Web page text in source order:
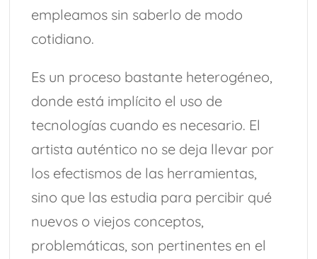
empleamos sin saberlo de modo
cotidiano.
Es un proceso bastante heterogéneo,
donde está implícito el uso de
tecnologías cuando es necesario. El
artista auténtico no se deja llevar por
los efectismos de las herramientas,
sino que las estudia para percibir qué
nuevos o viejos conceptos,
problemáticas, son pertinentes en el